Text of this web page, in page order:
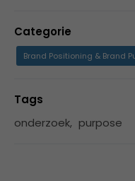
Categorie
Brand Positioning & Brand
Tags
onderzoek, purpose